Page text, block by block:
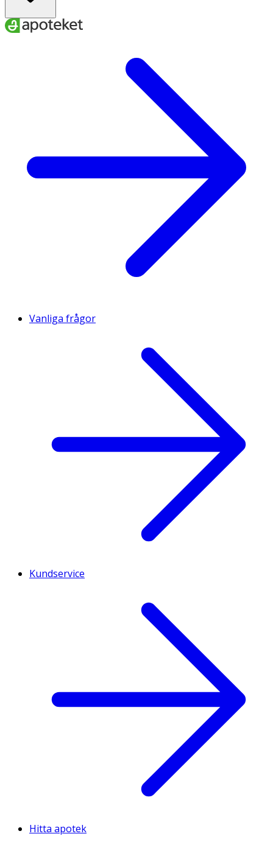
Vanliga frågor
Kundservice
Hitta apotek